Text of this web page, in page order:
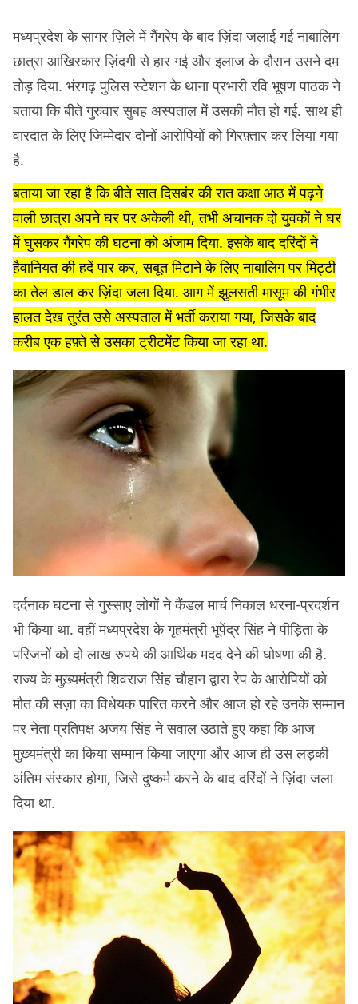
मध्यप्रदेश के सागर ज़िले में गैंगरेप के बाद ज़िंदा जलाई गई नाबालिग
छात्रा आखिरकार ज़िंदगी से हार गई और इलाज के दौरान उसने दम
तोड़ दिया. भंरगढ़ पुलिस स्टेशन के थाना प्रभारी रवि भूषण पाठक ने
बताया कि बीते गुरुवार सुबह अस्पताल में उसकी मौत हो गई. साथ ही
वारदात के लिए ज़िम्मेदार दोनों आरोपियों को गिरफ़्तार कर लिया गया
है.
बताया जा रहा है कि बीते सात दिसबंर की रात कक्षा आठ में पढ़ने
वाली छात्रा अपने घर पर अकेली थी, तभी अचानक दो युवकों ने घर
में घुसकर गैंगरेप की घटना को अंजाम दिया. इसके बाद दरिंदों ने
हैवानियत की हदें पार कर, सबूत मिटाने के लिए नाबालिग पर मिट्टी
का तेल डाल कर ज़िंदा जला दिया. आग में झुलसती मासूम की गंभीर
हालत देख तुरंत उसे अस्पताल में भर्ती कराया गया, जिसके बाद
करीब एक हफ़्ते से उसका ट्रीटमेंट किया जा रहा था.
दर्दनाक घटना से गुस्साए लोगों ने कैंडल मार्च निकाल धरना-प्रदर्शन
भी किया था. वहीं मध्यप्रदेश के गृहमंत्री भूपेंद्र सिंह ने पीड़िता के
परिजनों को दो लाख रुपये की आर्थिक मदद देने की घोषणा की है.
राज्य के मुख़्यमंत्री शिवराज सिंह चौहान द्वारा रेप के आरोपियों को
मौत की सज़ा का विधेयक पारित करने और आज हो रहे उनके सम्मान
पर नेता प्रतिपक्ष अजय सिंह ने सवाल उठाते हुए कहा कि आज
मुख़्यमंत्री का किया सम्मान किया जाएगा और आज ही उस लड़की
अंतिम संस्कार होगा, जिसे दुष्कर्म करने के बाद दरिंदों ने ज़िंदा जला
दिया था.